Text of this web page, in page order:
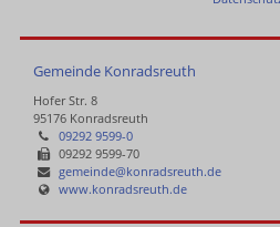
Gemeinde Konradsreuth
Hofer Str. 8
95176 Konradsreuth
09292 9599-0
09292 9599-70
gemeinde@konradsreuth.de
www.konradsreuth.de